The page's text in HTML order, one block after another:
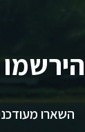
השארו